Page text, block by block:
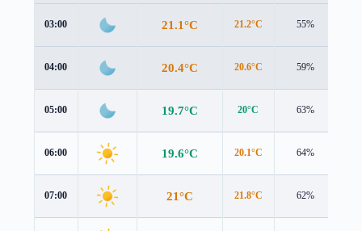
03:00 21.1°C 21.2°C 55%
04:00 20.4°C 20.6°C 59%
05:00 19.7°C 20°C 63%
06:00 19.6°C 20.1°C 64%
07:00 21°C 21.8°C 62%